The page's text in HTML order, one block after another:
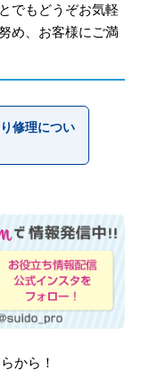
でもどうぞお気軽
め、お客様にご満
修理につい
から！